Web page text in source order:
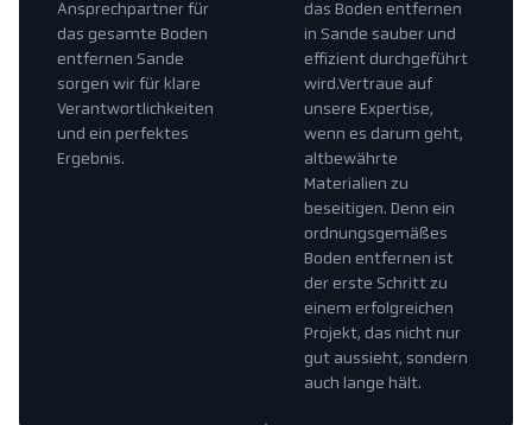
das Boden entfernen
in Sande sauber und
effizient durchgeführt
wird.Vertraue auf
unsere Expertise,
wenn es darum geht,
altbewährte
Materialien zu
beseitigen. Denn ein
ordnungsgemäßes
Boden entfernen ist
der erste Schritt zu
einem erfolgreichen
Projekt, das nicht nur
gut aussieht, sondern
auch lange hält.
Ansprechpartner für
das gesamte Boden
entfernen Sande
sorgen wir für klare
Verantwortlichkeiten
und ein perfektes
Ergebnis.